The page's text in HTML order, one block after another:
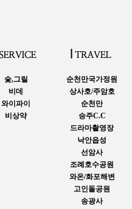
숯,그릴
비데
와이파이
비상약
순천만국가정원
상사호/주암호
순천만
승주C.C
드라마촬영장
낙안읍성
선암사
조례호수공원
와온/화포해변
고인돌공원
송광사